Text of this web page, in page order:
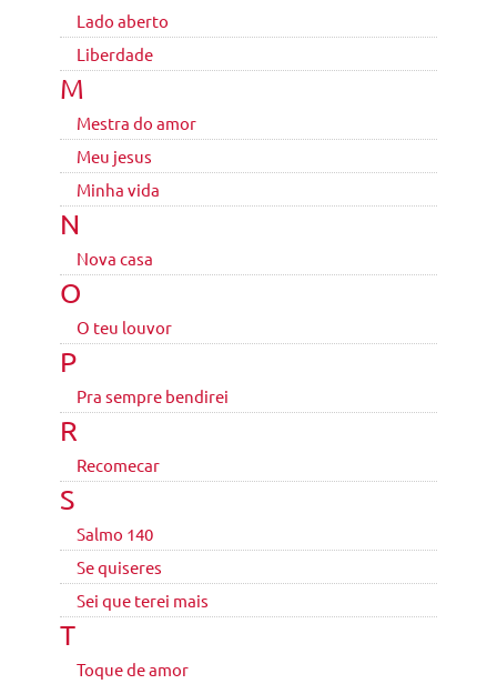
Lado aberto
Liberdade
M
Mestra do amor
Meu jesus
Minha vida
N
Nova casa
O
O teu louvor
P
Pra sempre bendirei
R
Recomecar
S
Salmo 140
Se quiseres
Sei que terei mais
T
Toque de amor